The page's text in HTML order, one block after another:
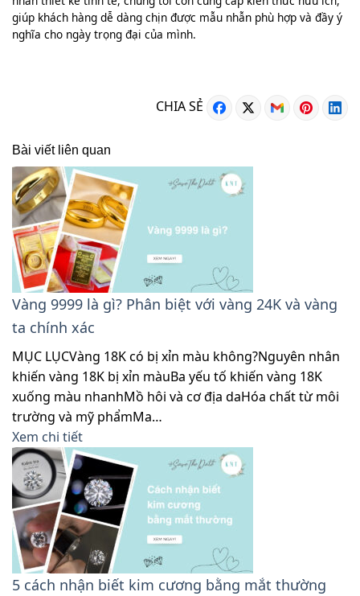
giúp khách hàng dễ dàng chịn được mẫu nhẫn phù hợp và đầy ý
nghĩa cho ngày trọng đại của mình.
CHIA SẺ
Bài viết liên quan
Vàng 9999 là gì? Phân biệt với vàng 24K và vàng
ta chính xác
MỤC LỤCVàng 18K có bị xỉn màu không?Nguyên nhân
khiến vàng 18K bị xỉn màuBa yếu tố khiến vàng 18K
xuống màu nhanhMồ hôi và cơ địa daHóa chất từ môi
trường và mỹ phẩmMa…
Xem chi tiết
5 cách nhận biết kim cương bằng mắt thường